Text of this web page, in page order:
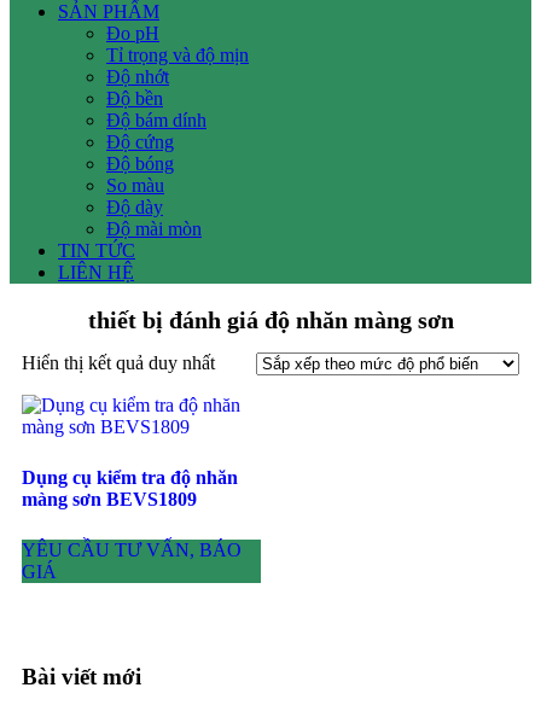
SẢN PHẨM
Đo pH
Tỉ trọng và độ mịn
Độ nhớt
Độ bền
Độ bám dính
Độ cứng
Độ bóng
So màu
Độ dày
Độ mài mòn
TIN TỨC
LIÊN HỆ
thiết bị đánh giá độ nhăn màng sơn
Hiển thị kết quả duy nhất
Dụng cụ kiểm tra độ nhăn
màng sơn BEVS1809
YÊU CẦU TƯ VẤN, BÁO
GIÁ
Bài viết mới